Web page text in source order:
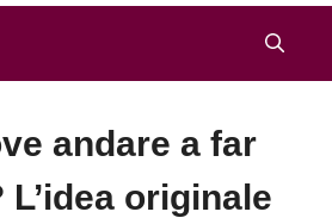
andare a far
originale